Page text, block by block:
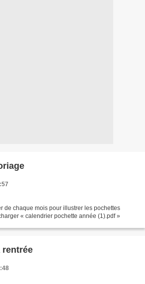
de chaque mois pour illustrer les pochettes
« calendrier pochette année (1).pdf »